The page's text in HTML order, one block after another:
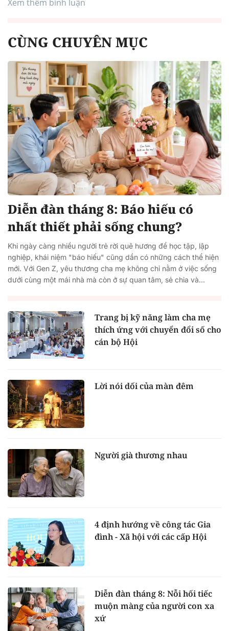
Xem thêm bình luận
CÙNG CHUYÊN MỤC
Diễn đàn tháng 8: Báo hiếu có
nhất thiết phải sống chung?
Khi ngày càng nhiều người trẻ rời quê hương để học tập, lập
nghiệp, khái niệm "báo hiếu" cũng dần có những cách thể hiện
mới. Với Gen Z, yêu thương cha mẹ không chỉ nằm ở việc sống
dưới cùng một mái nhà mà còn ở sự quan tâm, sẻ chia và...
Trang bị kỹ năng làm cha mẹ
thích ứng với chuyển đổi số cho
cán bộ Hội
Lời nói dối của màn đêm
Người già thương nhau
4 định hướng về công tác Gia
đình - Xã hội với các cấp Hội
Diễn đàn tháng 8: Nỗi hối tiếc
muộn màng của người con xa
xứ